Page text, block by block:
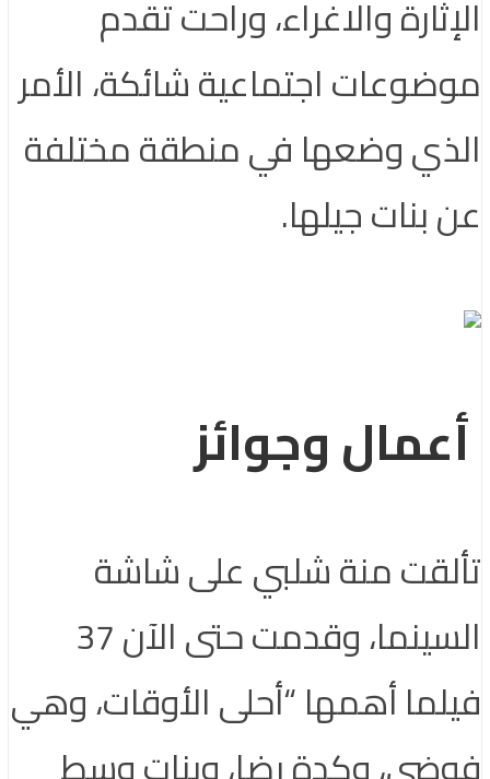
الإثارة والاغراء، وراحت تقدم
موضوعات اجتماعية شائكة، الأمر
الذي وضعها في منطقة مختلفة
عن بنات جيلها.
أعمال وجوائز
تألقت منة شلبي على شاشة
السينما، وقدمت حتى الآن 37
فيلما أهمها “أحلى الأوقات، وهي